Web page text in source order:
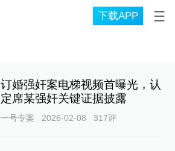
下载APP
订婚强奸案电梯视频首曝光，认
定席某强奸关键证据披露
一号专案 2026-02-08 317评